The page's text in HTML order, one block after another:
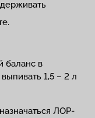
баланс в
1,5 – 2 л
ЛОР-